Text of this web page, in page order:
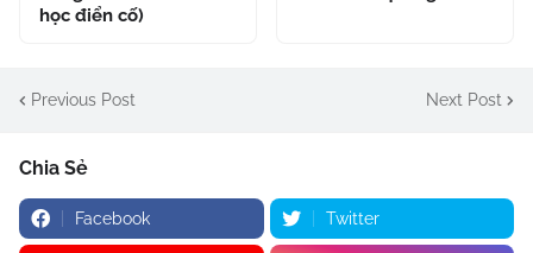
học điển cố)
Previous Post Next Post
Chia Sẻ
Facebook Twitter